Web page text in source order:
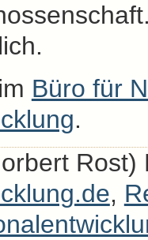
Büro für
.
Rost)
,